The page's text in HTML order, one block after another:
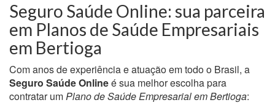
Seguro Saúde Online: sua parceira
em Planos de Saúde Empresariais
em Bertioga
Com anos de experiência e atuação em todo o Brasil, a
Seguro Saúde Onlineé sua melhor escolha para
contratar umPlano de Saúde Empresarial em Bertioga: